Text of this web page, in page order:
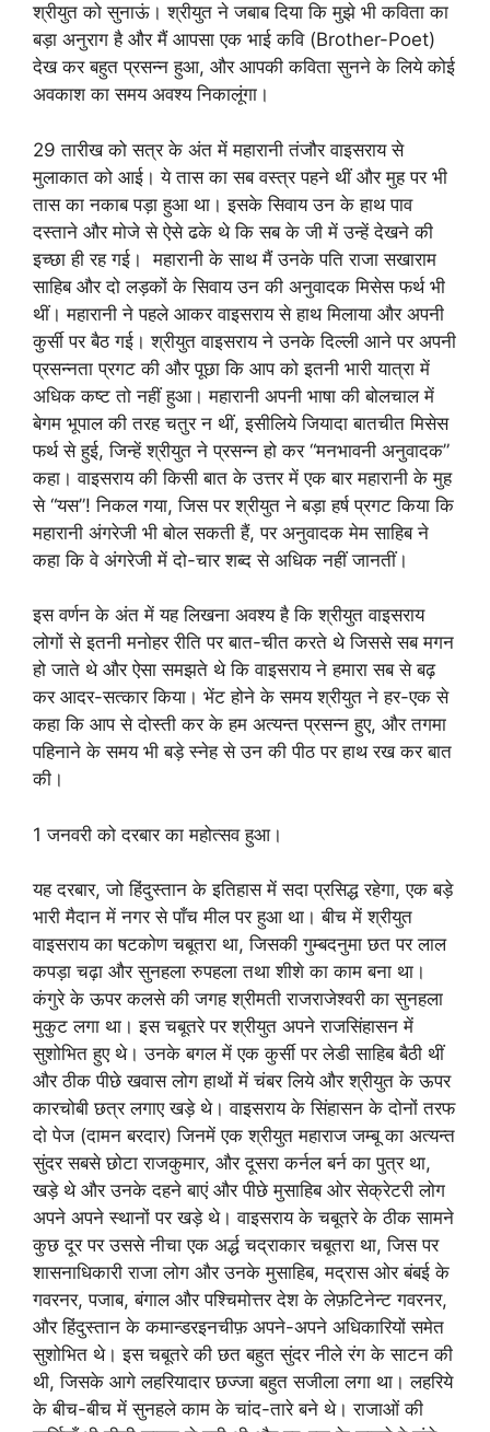
श्रीयुत को सुनाऊं। श्रीयुत ने जबाब दिया कि मुझे भी कविता का
बड़ा अनुराग है और मैं आपसा एक भाई कवि (Brother-Poet)
देख कर बहुत प्रसन्न हुआ, और आपकी कविता सुनने के लिये कोई
अवकाश का समय अवश्य निकालूंगा।
29 तारीख को सत्र के अंत में महारानी तंजौर वाइसराय से
मुलाकात को आई। ये तास का सब वस्त्र पहने थीं और मुह पर भी
तास का नकाब पड़ा हुआ था। इसके सिवाय उन के हाथ पाव
दस्ताने और मोजे से ऐसे ढके थे कि सब के जी में उन्हें देखने की
इच्छा ही रह गई। महारानी के साथ मैं उनके पति राजा सखाराम
साहिब और दो लड़कों के सिवाय उन की अनुवादक मिसेस फर्थ भी
थीं। महारानी ने पहले आकर वाइसराय से हाथ मिलाया और अपनी
कुर्सी पर बैठ गई। श्रीयुत वाइसराय ने उनके दिल्ली आने पर अपनी
प्रसन्नता प्रगट की और पूछा कि आप को इतनी भारी यात्रा में
अधिक कष्ट तो नहीं हुआ। महारानी अपनी भाषा की बोलचाल में
बेगम भूपाल की तरह चतुर न थीं, इसीलिये जियादा बातचीत मिसेस
फर्थ से हुई, जिन्हें श्रीयुत ने प्रसन्न हो कर “मनभावनी अनुवादक”
कहा। वाइसराय की किसी बात के उत्तर में एक बार महारानी के मुह
से “यस”! निकल गया, जिस पर श्रीयुत ने बड़ा हर्ष प्रगट किया कि
महारानी अंगरेजी भी बोल सकती हैं, पर अनुवादक मेम साहिब ने
कहा कि वे अंगरेजी में दो-चार शब्द से अधिक नहीं जानतीं।
इस वर्णन के अंत में यह लिखना अवश्य है कि श्रीयुत वाइसराय
लोगों से इतनी मनोहर रीति पर बात-चीत करते थे जिससे सब मगन
हो जाते थे और ऐसा समझते थे कि वाइसराय ने हमारा सब से बढ़
कर आदर-सत्कार किया। भेंट होने के समय श्रीयुत ने हर-एक से
कहा कि आप से दोस्ती कर के हम अत्यन्त प्रसन्न हुए, और तगमा
पहिनाने के समय भी बड़े स्नेह से उन की पीठ पर हाथ रख कर बात
की।
1 जनवरी को दरबार का महोत्सव हुआ।
यह दरबार, जो हिंदुस्तान के इतिहास में सदा प्रसिद्ध रहेगा, एक बड़े
भारी मैदान में नगर से पाँच मील पर हुआ था। बीच में श्रीयुत
वाइसराय का षटकोण चबूतरा था, जिसकी गुम्बदनुमा छत पर लाल
कपड़ा चढ़ा और सुनहला रुपहला तथा शीशे का काम बना था।
कंगुरे के ऊपर कलसे की जगह श्रीमती राजराजेश्वरी का सुनहला
मुकुट लगा था। इस चबूतरे पर श्रीयुत अपने राजसिंहासन में
सुशोभित हुए थे। उनके बगल में एक कुर्सी पर लेडी साहिब बैठी थीं
और ठीक पीछे खवास लोग हाथों में चंबर लिये और श्रीयुत के ऊपर
कारचोबी छत्र लगाए खड़े थे। वाइसराय के सिंहासन के दोनों तरफ
दो पेज (दामन बरदार) जिनमें एक श्रीयुत महाराज जम्बू का अत्यन्त
सुंदर सबसे छोटा राजकुमार, और दूसरा कर्नल बर्न का पुत्र था,
खड़े थे और उनके दहने बाएं और पीछे मुसाहिब ओर सेक्रेटरी लोग
अपने अपने स्थानों पर खड़े थे। वाइसराय के चबूतरे के ठीक सामने
कुछ दूर पर उससे नीचा एक अर्द्ध चद्राकार चबूतरा था, जिस पर
शासनाधिकारी राजा लोग और उनके मुसाहिब, मद्रास ओर बंबई के
गवरनर, पजाब, बंगाल और पश्चिमोत्तर देश के लेफ़टिनेन्ट गवरनर,
और हिंदुस्तान के कमान्डरइनचीफ़ अपने-अपने अधिकारियों समेत
सुशोभित थे। इस चबूतरे की छत बहुत सुंदर नीले रंग के साटन की
थी, जिसके आगे लहरियादार छज्जा बहुत सजीला लगा था। लहरिये
के बीच-बीच में सुनहले काम के चांद-तारे बने थे। राजाओं की